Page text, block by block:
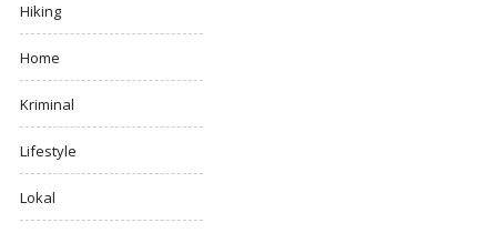
Hiking
Home
Kriminal
Lifestyle
Lokal